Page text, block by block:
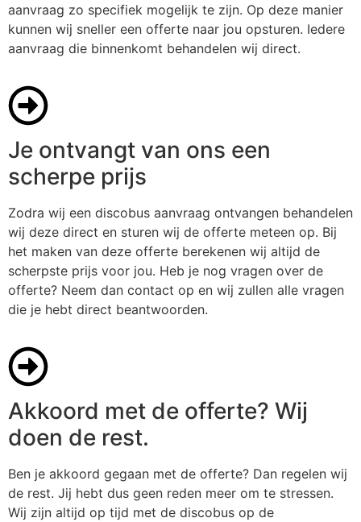
aanvraag zo specifiek mogelijk te zijn. Op deze manier
kunnen wij sneller een offerte naar jou opsturen. Iedere
aanvraag die binnenkomt behandelen wij direct.
Je ontvangt van ons een
scherpe prijs
Zodra wij een discobus aanvraag ontvangen behandelen
wij deze direct en sturen wij de offerte meteen op. Bij
het maken van deze offerte berekenen wij altijd de
scherpste prijs voor jou. Heb je nog vragen over de
offerte? Neem dan contact op en wij zullen alle vragen
die je hebt direct beantwoorden.
Akkoord met de offerte? Wij
doen de rest.
Ben je akkoord gegaan met de offerte? Dan regelen wij
de rest. Jij hebt dus geen reden meer om te stressen.
Wij zijn altijd op tijd met de discobus op de